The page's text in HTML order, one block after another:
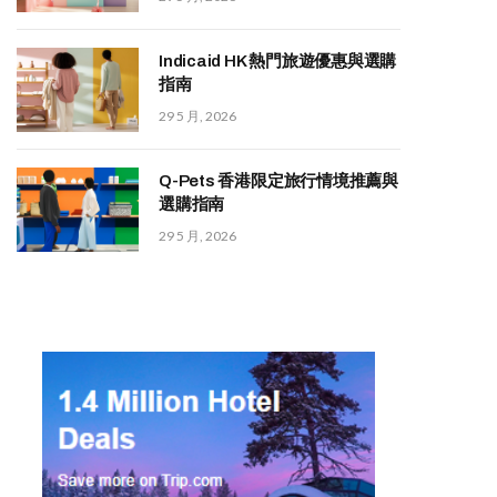
Indicaid HK 熱門旅遊優惠與選購
指南
29 5 月, 2026
Q-Pets 香港限定旅行情境推薦與
選購指南
29 5 月, 2026